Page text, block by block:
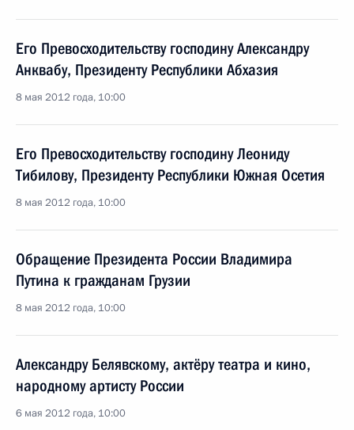
Его Превосходительству господину Александру
Анквабу, Президенту Республики Абхазия
8 мая 2012 года, 10:00
Его Превосходительству господину Леониду
Тибилову, Президенту Республики Южная Осетия
8 мая 2012 года, 10:00
Обращение Президента России Владимира
Путина к гражданам Грузии
8 мая 2012 года, 10:00
Александру Белявскому, актёру театра и кино,
народному артисту России
6 мая 2012 года, 10:00